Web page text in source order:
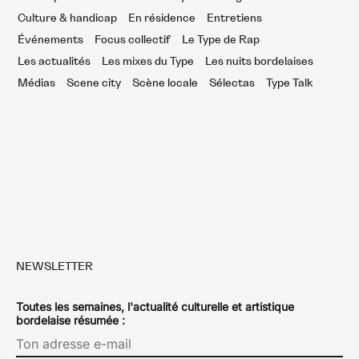
Culture & handicap
En résidence
Entretiens
Événements
Focus collectif
Le Type de Rap
Les actualités
Les mixes du Type
Les nuits bordelaises
Médias
Scene city Scène locale Sélectas Type Talk
NEWSLETTER
Toutes les semaines, l'actualité culturelle et artistique
bordelaise résumée :